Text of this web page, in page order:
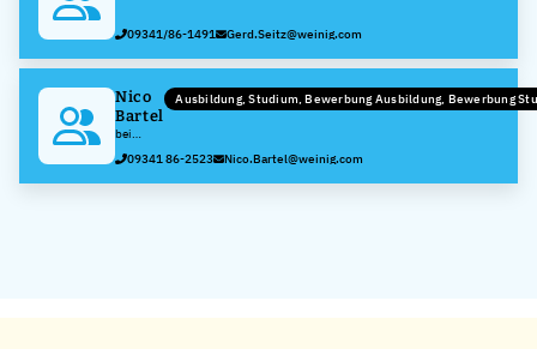
09341/86-1491 Gerd.Seitz@weinig.com
Nico
Bartel
bei
Michael
Weinig
AG
Ausbildung, Studium, Bewerbung Ausbildung, Bewerbung
09341 86-2523 Nico.Bartel@weinig.com